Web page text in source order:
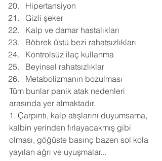
Hipertansiyon
Gizli şeker
Kalp ve damar hastalıkları
Böbrek üstü bezi rahatsızlıkları
Kontrolsüz ilaç kullanma
Beyinsel rahatsızlıklar
Metabolizmanın bozulması
Tüm bunlar panik atak nedenleri
arasında yer almaktadır.
1. Çarpıntı, kalp atışlarını duyumsama,
kalbin yerinden fırlayacakmış gibi
olması, göğüste basınç bazen sol kola
yayılan ağrı ve uyuşmalar...